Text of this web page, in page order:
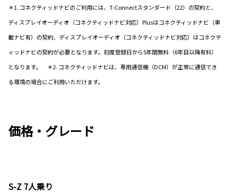
＊1. コネクティッドナビのご利用には、T-Connectスタンダード（22）の契約と、
ディスプレイオーディオ（コネクティッドナビ対応）Plusはコネクティッドナビ（車
載ナビ有）の契約、ディスプレイオーディオ（コネクティッドナビ対応）はコネクテ
ィッドナビの契約が必要となります。初度登録日から5年間無料（6年目以降有料）
となります。 ＊2. コネクティッドナビは、専用通信機（DCM）が正常に通信でき
る環境の場合にご利用いただけます。
価格・グレード
S-Z 7人乗り